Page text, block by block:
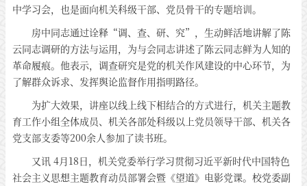
中学习会，也是面向机关科级干部、党员骨干的专题培训。
房中同志通过诠释“调、查、研、究”，生动鲜活地讲解了陈
云同志调研的方法与运用，为与会同志讲述了陈云同志鲜为人知的
革命履痕。他表示，调查研究是党的机关作风建设的中心环节，为
了解群众诉求、发挥舆论监督作用指明路径。
为扩大效果，讲座以线上线下相结合的方式进行，机关主题教
育工作小组全体成员、机关各部处科级以上党员领导干部、机关各
党支部支委等200余人参加了读书班。
又讯 4月18日，机关党委举行学习贯彻习近平新时代中国特色
社会主义思想主题教育动员部署会暨《望道》电影党课。校党委副